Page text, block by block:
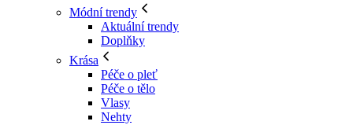
Módní trendy
Aktuální trendy
Doplňky
Krása
Péče o pleť
Péče o tělo
Vlasy
Nehty